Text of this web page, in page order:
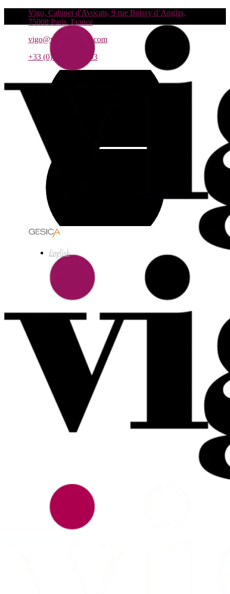
Vigo, Cabinet d'Avocats, 9 rue Boissy d’Anglas,
75008 Paris, France
vigo@vigo-avocats.com
+33 (0)1 55 27 93 93
English